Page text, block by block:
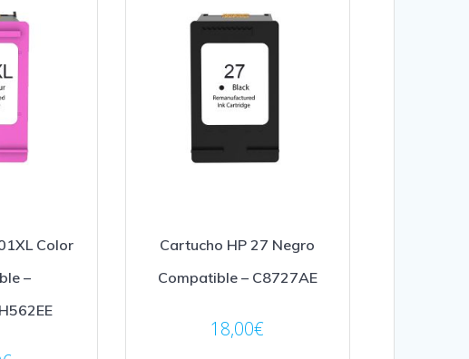
Color
–
Cartucho HP 27 Negro
Compatible – C8727AE
18,00€